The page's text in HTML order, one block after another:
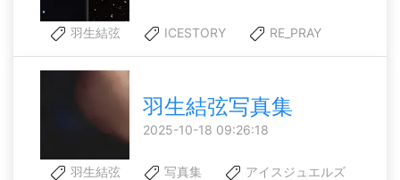
羽生結弦 ICESTORY RE_PRAY
羽生結弦写真集
2025-10-18 09:26:18
羽生結弦 写真集 アイスジュエルズ